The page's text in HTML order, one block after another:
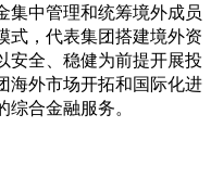
集中管理和统筹境外成员
式，代表集团搭建境外资
安全、稳健为前提开展投
海外市场开拓和国际化进
合金融服务。